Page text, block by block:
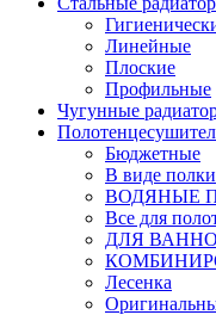
Линейные
Плоские
Профильные
Чугунные
Бюджетные
В виде полки
ВОДЯНЫЕ
Все для
ДЛЯ
Лесенка